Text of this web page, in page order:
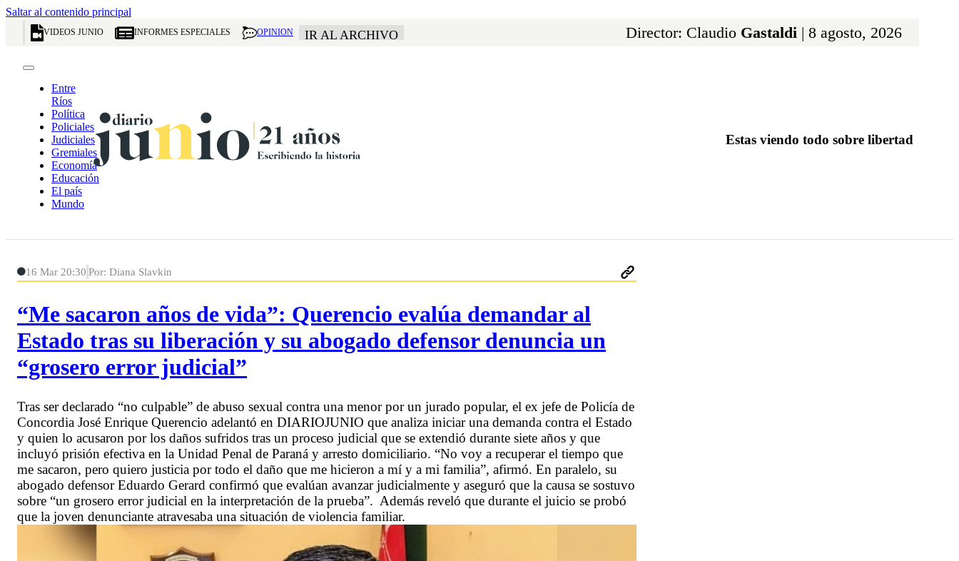
Saltar al contenido principal
VIDEOS JUNIO INFORMES ESPECIALES OPINION IR AL ARCHIVO Director: Claudio Gastaldi | 8 agosto, 2026
Entre
Ríos
Política
Policiales
Judiciales
Gremiales
Economía
Educación
El país
Mundo
Estas viendo todo sobre libertad
16 Mar 20:30 Por: Diana Slavkin
“Me sacaron años de vida”: Querencio evalúa demandar al
Estado tras su liberación y su abogado defensor denuncia un
“grosero error judicial”
Tras ser declarado “no culpable” de abuso sexual contra una menor por un jurado popular, el ex jefe de Policía de
Concordia José Enrique Querencio adelantó en DIARIOJUNIO que analiza iniciar una demanda contra el Estado
y quien lo acusaron por los daños sufridos tras un proceso judicial que se extendió durante siete años y que
incluyó prisión efectiva en la Unidad Penal de Paraná y arresto domiciliario. “No voy a recuperar el tiempo que
me sacaron, pero quiero justicia por todo el daño que me hicieron a mí y a mi familia”, afirmó. En paralelo, su
abogado defensor Eduardo Gerard confirmó que evalúan avanzar judicialmente y aseguró que la causa se sostuvo
sobre “un grosero error judicial en la interpretación de la prueba”. Además reveló que durante el juicio se probó
que la joven denunciante atravesaba una situación de violencia familiar.